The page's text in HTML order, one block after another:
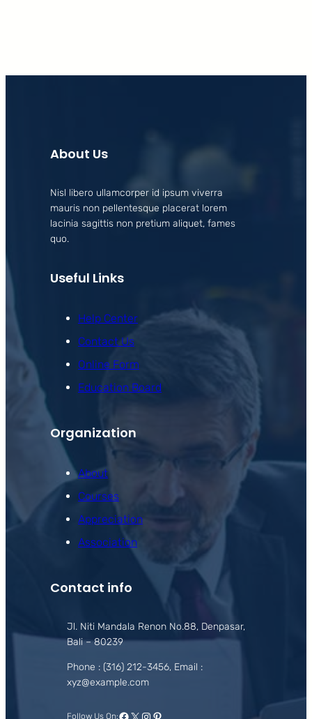
About Us
Nisl libero ullamcorper id ipsum viverra
mauris non pellentesque placerat lorem
lacinia sagittis non pretium aliquet, fames
quo.
Useful Links
Help Center
Contact Us
Online Form
Education Board
Organization
About
Courses
Appreciation
Association
Contact info
Jl. Niti Mandala Renon No.88, Denpasar,
Bali – 80239
Phone : (316) 212-3456, Email :
xyz@example.com
Follow Us On:Facebook
X Instagram
Pinterest